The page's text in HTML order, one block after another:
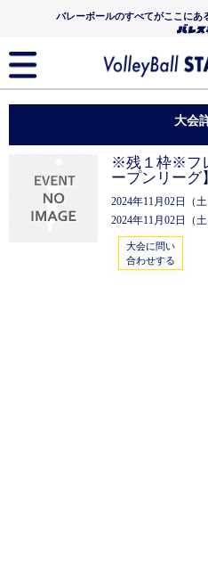
バレーボールのすべてがここにあ
大会
※残１枠※フ
ープンリーグ】
2024年11月02日（
2024年11月02日（
大会に問い
合わせする